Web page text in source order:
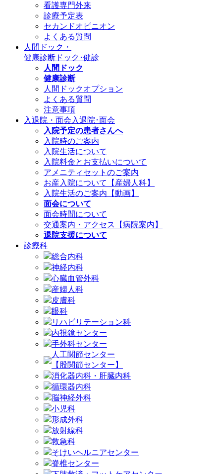
看護専門外来
診療予定表
セカンドオピニオン
よくある質問
人間ドック・
健康診断 ドック･健診
人間ドック
健康診断
人間ドックオプション
よくある質問
注意事項
入退院・面会 入退院･面会
入院予定の患者さんへ
入院時のご案内
入院生活について
入院料金とお支払いについて
アメニティセットのご案内
お産入院について【産婦人科】
入院生活のご案内【動画】
面会について
面会時間について
交通案内・アクセス【病院案内】
退院支援について
診療科
総合内科
神経内科
心臓血管外科
産婦人科
皮膚科
眼科
リハビリテーション科
内視鏡センター
手外科センター
人工関節センター
【股関節センター】
消化器内科・肝臓内科
循環器内科
脳神経外科
小児科
形成外科
放射線科
救急科
そけいヘルニアセンター
脊椎センター